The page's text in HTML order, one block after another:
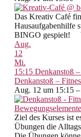
Das Kreativ Café
Hausaufgabenhilfe
BINGO gespielt!
Aug.
12
Mi.
15:15 Denkanstoß
Denkanstoß –
Aug. 12 um 15:15
Ziel des Kurses ist
Übungen die